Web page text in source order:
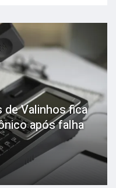
de Valinhos fica
após falha
usuário; veja
sua